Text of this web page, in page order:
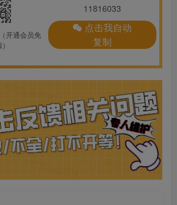
开通会员免
11816033
点击我自动
复制